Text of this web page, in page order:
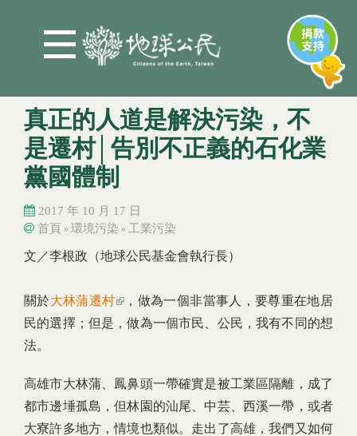
真正的人道是解決污染，不
是遷村│告別不正義的石化業
黨國體制
2017 年 10 月 17 日
您在這裡
首頁 » 環境污染 » 工業污染
您在這裡
文／李根政（地球公民基金會執行長）
關於大林蒲遷村(link is external)
，做為一個非當事人，要尊重在地居
民的選擇；但是，做為一個市民、公民，我有不同的想
法。
高雄市大林蒲、鳳鼻頭一帶確實是被工業區隔離，成了
都市邊埵孤島，但林園的汕尾、中芸、西溪一帶，或者
大寮許多地方，情境也類似。走出了高雄，我們又如何